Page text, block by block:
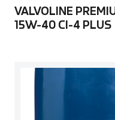
VALVOLINE
15W-40 CI-4 PLUS